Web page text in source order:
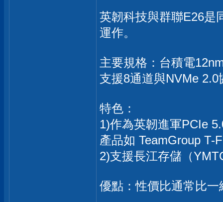
英韌科技與群聯E26是
運作。
主要規格：台積電
支援8通道與NVMe
特色：
1)作為英韌進軍PCIe
產品如 TeamGroup T-
2)支援長江存儲（
優點：性價比通常比